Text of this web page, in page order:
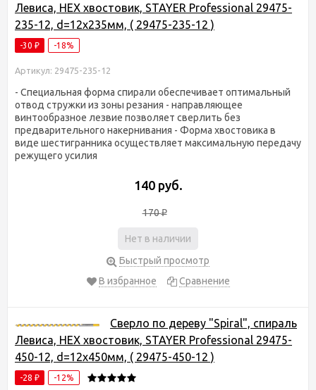
Левиса, HEX хвостовик, STAYER Professional 29475-
235-12, d=12х235мм, ( 29475-235-12 )
-30 ₽ -18%
Артикул: 29475-235-12
- Специальная форма спирали обеспечивает оптимальный
отвод стружки из зоны резания - направляющее
винтообразное лезвие позволяет сверлить без
предварительного накернивания - Форма хвостовика в
виде шестигранника осуществляет максимальную передачу
режущего усилия
140 руб.
170₽
Нет в наличии
Быстрый просмотр
В избранное
Сравнение
Сверло по дереву "Spiral", спираль
Левиса, HEX хвостовик, STAYER Professional 29475-
450-12, d=12х450мм, ( 29475-450-12 )
-28 ₽ -12%